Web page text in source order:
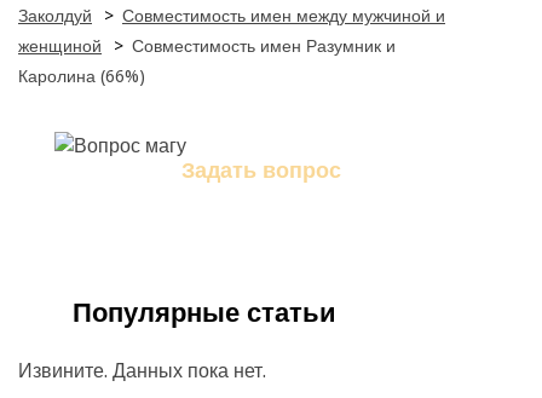
Заколдуй > Совместимость имен между мужчиной и
женщиной
> Совместимость имен Разумник и
Каролина (66%)
Задать вопрос
Популярные статьи
Извините. Данных пока нет.